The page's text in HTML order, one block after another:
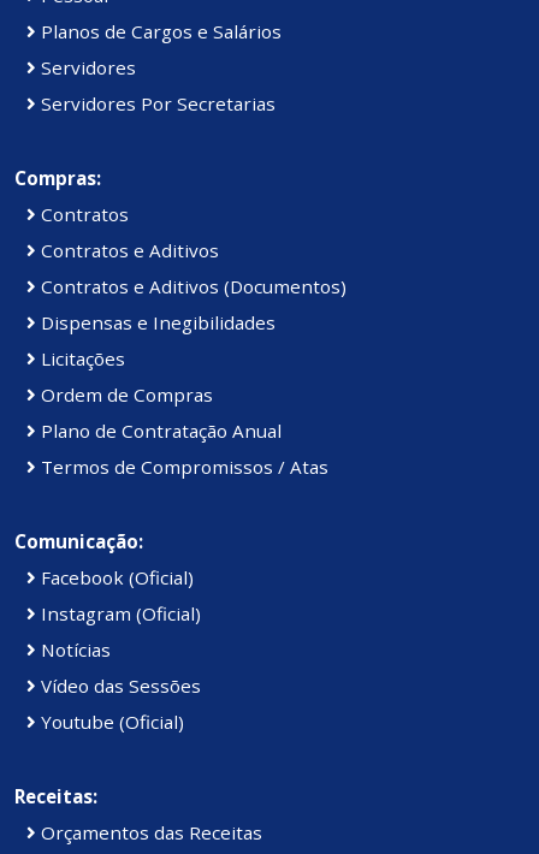
Planos de Cargos e Salários
Servidores
Servidores Por Secretarias
Compras:
Contratos
Contratos e Aditivos
Contratos e Aditivos (Documentos)
Dispensas e Inegibilidades
Licitações
Ordem de Compras
Plano de Contratação Anual
Termos de Compromissos / Atas
Comunicação:
Facebook (Oficial)
Instagram (Oficial)
Notícias
Vídeo das Sessões
Youtube (Oficial)
Receitas:
Orçamentos das Receitas